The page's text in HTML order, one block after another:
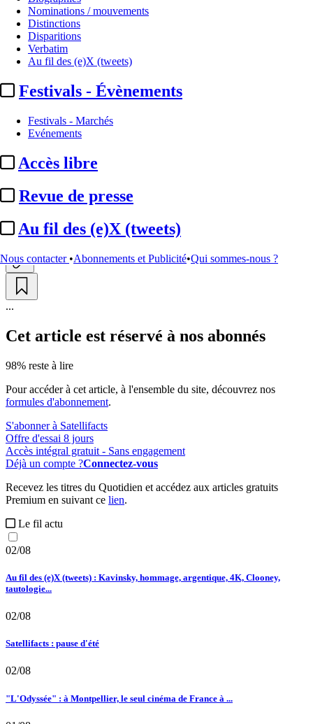
Nominations / mouvements
Distinctions
Disparitions
Verbatim
Au fil des (e)X (tweets)
Festivals - Évènements
Festivals - Marchés
Evénements
Accès libre
Revue de presse
Au fil des (e)X (tweets)
Nous contacter •Abonnements et Publicité•Qui sommes-nous ?
Podcasts :l’équilibre à trouver
entre audio pur et contenus
filmés
Actualité n° 346200
...
Cet article est réservé à nos abonnés
98% reste à lire
Pour accéder à cet article, à l'ensemble du site, découvrez nos
formules d'abonnement.
S'abonner à Satellifacts
Offre d'essai 8 jours
Accès intégral gratuit - Sans engagement
Déjà un compte ?Connectez-vous
Recevez les titres du Quotidien et accédez aux articles gratuits
Premium en suivant ce lien.
Le fil actu
02/08
Au fil des (e)X (tweets) : Kavinsky, hommage, argentique, 4K, Clooney,
tautologie...
02/08
Satellifacts : pause d'été
02/08
"L'Odyssée" : à Montpellier, le seul cinéma de France à ...